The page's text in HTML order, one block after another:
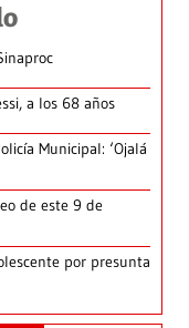
a los 68 años
Municipal: ‘Ojalá
de este 9 de
por presunta